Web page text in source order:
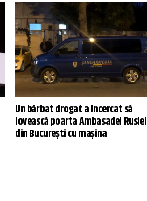
Un bărbat drogat a încercat să
lovească poarta Ambasadei Rusiei
din București cu mașina